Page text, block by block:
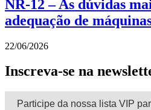
NR-12 – As dúvidas
adequação de
22/06/2026
Inscreva-se na
Participe da nossa lista VIP